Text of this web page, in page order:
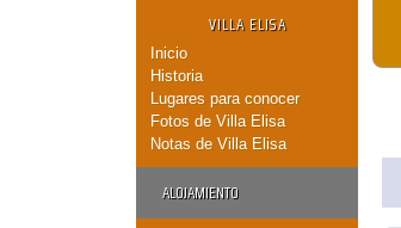
VILLA ELISA
Inicio
Historia
Lugares para conocer
Fotos de Villa Elisa
Notas de Villa Elisa
ALOJAMIENTO